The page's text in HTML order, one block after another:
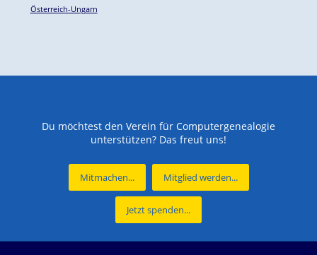
Österreich-Ungarn
Du möchtest den Verein für Computergenealogie
unterstützen? Das freut uns!
Mitmachen... Mitglied werden...
Jetzt spenden...